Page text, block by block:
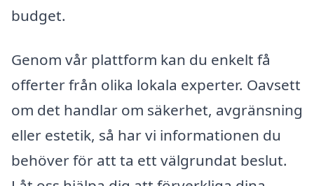
budget.
Genom vår plattform kan du enkelt få
offerter från olika lokala experter. Oavsett
om det handlar om säkerhet, avgränsning
eller estetik, så har vi informationen du
behöver för att ta ett välgrundat beslut.